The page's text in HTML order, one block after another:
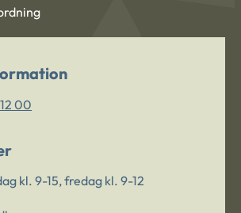
00
kl. 9-15, fredag kl. 9-12